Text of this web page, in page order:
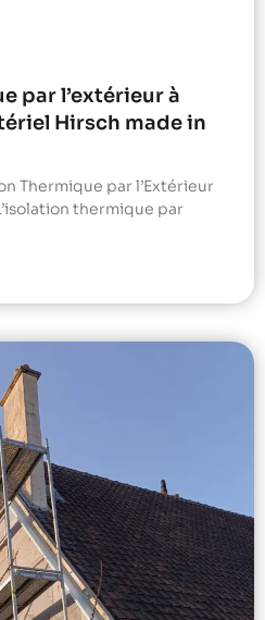
par l’extérieur à
Hirsch made in
Thermique par l’Extérieur
thermique par